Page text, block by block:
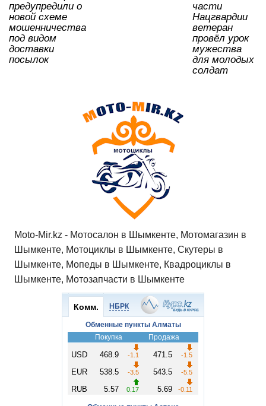
предупредили о
новой схеме
мошенничества
под видом
доставки
посылок
части
Нацгвардии
ветеран
провёл урок
мужества
для молодых
солдат
Moto-Mir.kz - Мотосалон в Шымкенте, Мотомагазин в
Шымкенте, Мотоциклы в Шымкенте, Скутеры в
Шымкенте, Мопеды в Шымкенте, Квадроциклы в
Шымкенте, Мотозапчасти в Шымкенте